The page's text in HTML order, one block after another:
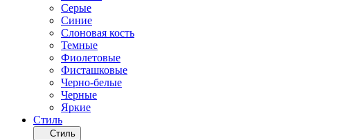
Серые
Синие
Слоновая кость
Темные
Фиолетовые
Фисташковые
Черно-белые
Черные
Яркие
Стиль
Стиль